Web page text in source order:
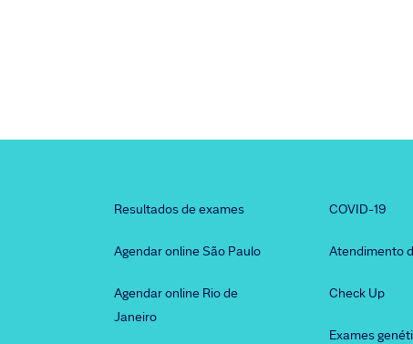
Resultados de exames
Agendar online São Paulo
Agendar online Rio de
Janeiro
COVID-19
Atendimento
Check Up
Exames